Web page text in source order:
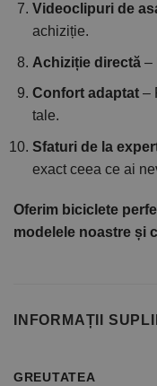
Videoclipuri de
achiziție.
Achiziție directă–
Confort adaptat–
tale.
Sfaturi de la
exact ceea ce ai
Oferim biciclete
modelele noastre și
INFORMAȚII
GREUTATEA